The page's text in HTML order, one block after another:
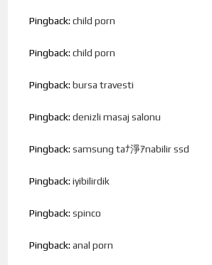
Pingback:child porn
Pingback:child porn
Pingback:bursa travesti
Pingback:denizli masaj salonu
Pingback:samsung taﾅ淨ｱnabilir ssd
Pingback:iyibilirdik
Pingback:spinco
Pingback:anal porn